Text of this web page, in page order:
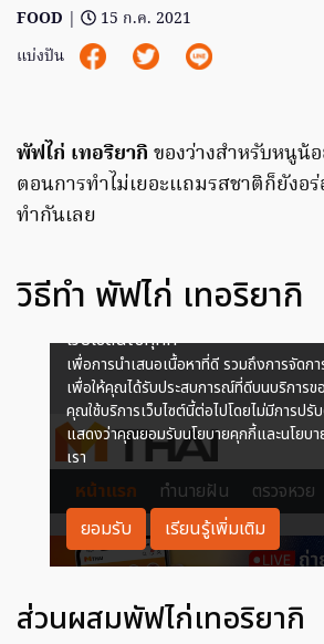
FOOD |
15 ก.ค. 2021
แบ่งปัน
พัฟไก่ เทอริยากิ ของว่างสำหรับหนูน้
ตอนการทำไม่เยอะแถมรสชาติก็ยังอ
ทำกันเลย
วิธีทำ พัฟไก่ เทอริยากิ
ส่วนผสมพัฟไก่เทอริยากิ